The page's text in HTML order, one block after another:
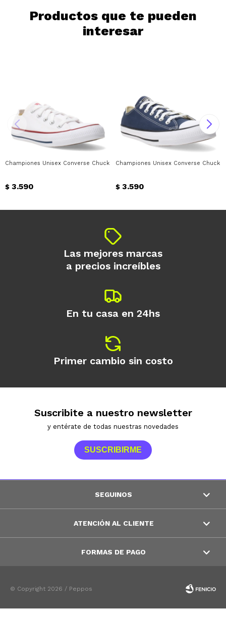
Productos que te pueden
interesar
Championes Unisex Converse Chuck Taylor Converse - Blanco - Rojo - Azul
$ 3.590
Championes Unisex Converse Chuck
$ 3.590
Las mejores marcas
a precios increíbles
En tu casa en 24hs
Primer cambio sin costo
Suscribite a nuestro newsletter
y entérate de todas nuestras novedades
SUSCRIBIRME
SEGUINOS
ATENCIÓN AL CLIENTE
FORMAS DE PAGO
© Copyright 2026 / Peppos